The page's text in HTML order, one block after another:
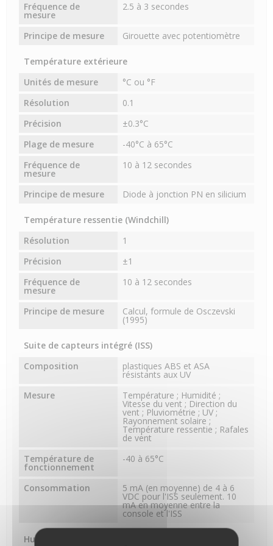
Fréquence de
mesure
2.5 à 3 secondes
Principe de mesure Girouette avec potentiomètre
Température extérieure
Unités de mesure
°C ou °F
Résolution
0.1
Précision
±0.3°C
Plage de mesure
-40°C à 65°C
Fréquence de
mesure
10 à 12 secondes
Principe de mesure Diode à jonction PN en silicium
Température ressentie (Windchill)
Résolution
1
Précision
±1
Fréquence de
mesure
10 à 12 secondes
Principe de mesure Calcul, formule de Osczevski
(1995)
Suite de capteurs intégré (ISS)
Composition
plastiques ABS et ASA
résistants aux UV
Mesure
Température ; Humidité ;
Vitesse du vent ; Direction du
vent ; Pluviométrie ; UV ;
Rayonnement solaire ;
Température ressentie ; Rafales
de vent
Température de
fonctionnement
-40 à 65°C
Consommation 5 mA (en moyenne) de 4 à 6
VDC pour l'ISS seulement. 10
mA en moyenne entre la
console et l'ISS
Humidité extérieure